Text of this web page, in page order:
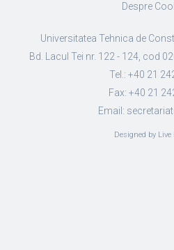
Despre
Universitatea Tehnica de
Bd. Lacul Tei nr. 122 - 124, cod
Tel.: +40 21
Fax: +40 21
Email:
Designed by Live